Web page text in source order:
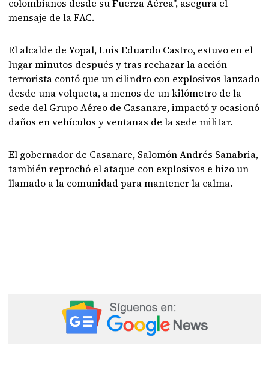
colombianos desde su Fuerza Aérea", asegura el
mensaje de la FAC.
El alcalde de Yopal, Luis Eduardo Castro, estuvo en el
lugar minutos después y tras rechazar la acción
terrorista contó que un cilindro con explosivos lanzado
desde una volqueta, a menos de un kilómetro de la
sede del Grupo Aéreo de Casanare, impactó y ocasionó
daños en vehículos y ventanas de la sede militar.
El gobernador de Casanare, Salomón Andrés Sanabria,
también reprochó el ataque con explosivos e hizo un
llamado a la comunidad para mantener la calma.